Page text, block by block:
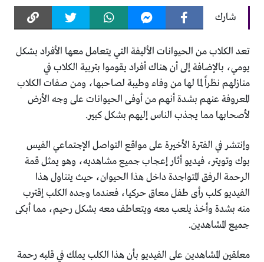
شارك
تعد الكلاب من الحيوانات الأليفة التي يتعامل معها الأفراد بشكل
يومي، بالإضافة إلى أن هناك أفراد يقوموا بتربية الكلاب في
منازلهم نظراً لما لها من وفاء وطيبة لصاحبها، ومن صفات الكلاب
المعروفة عنهم بشدة أنهم من أوفى الحيوانات على وجه الأرض
لأصحابها مما يجذب الناس إليهم بشكل كبير.
وإنتشر في الفترة الأخيرة على مواقع التواصل الإجتماعي الفيس
بوك وتويتر، فيديو أثار إعجاب جميع مشاهديه، وهو يمثل قمة
الرحمة الرفق المتواجدة داخل هذا الحيوان، حيث يتناول هذا
الفيديو كلب رأى طفل معاق حركيا، فعندما وجده الكلب إقترب
منه بشدة وأخذ يلعب معه ويتعاطف معه بشكل رحيم، مما أبكى
جميع المشاهدين.
معلقين المشاهدين على الفيديو بأن هذا الكلب يملك في قلبه رحمة